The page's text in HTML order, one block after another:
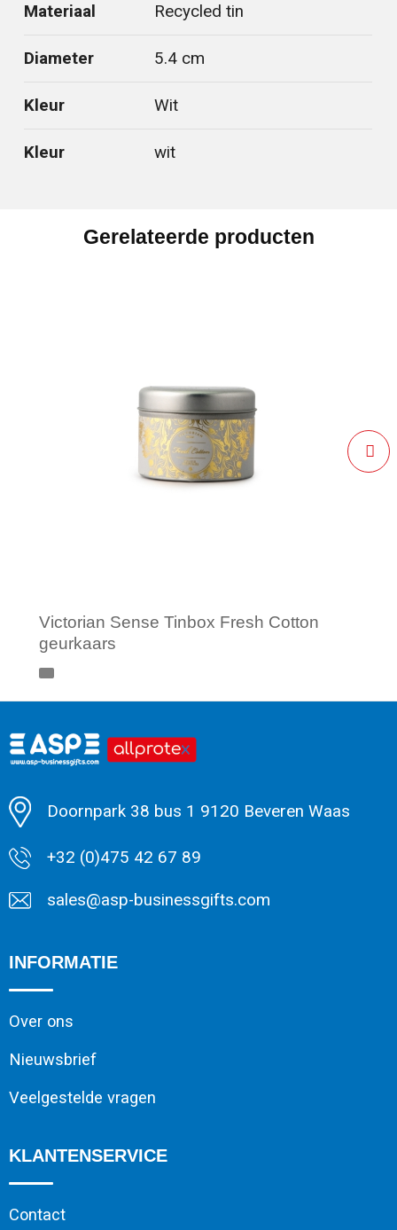
Materiaal Recycled tin
Diameter 5.4 cm
Kleur Wit
Kleur wit
Gerelateerde producten
Victorian Sense Tinbox Fresh Cotton
geurkaars
Minimale afname: 1
Doornpark 38 bus 1 9120 Beveren Waas
+32 (0)475 42 67 89
sales@asp-businessgifts.com
INFORMATIE
Over ons
Nieuwsbrief
Veelgestelde vragen
KLANTENSERVICE
Contact